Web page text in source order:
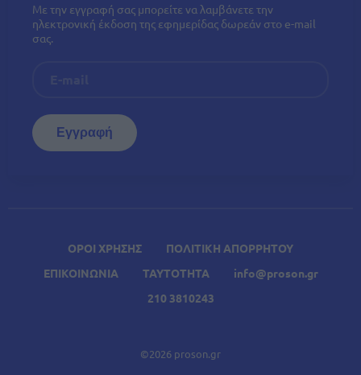
ΟΡΟΙ ΧΡΗΣΗΣ
ΠΟΛΙΤΙΚΗ ΑΠΟΡΡΗΤΟΥ
ΕΠΙΚΟΙΝΩΝΙΑ
ΤΑΥΤΟΤΗΤΑ
info@proson.gr
210 3810243
©2026 proson.gr
Με την εγγραφή σας μπορείτε να λαμβάνετε την
ηλεκτρονική έκδοση της εφημερίδας δωρεάν στο e-mail
σας.